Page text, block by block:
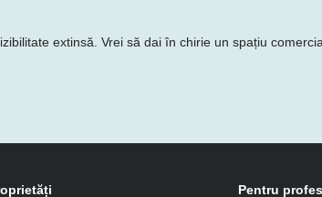
extinsă. Vrei să dai în chirie un spațiu
Pentru